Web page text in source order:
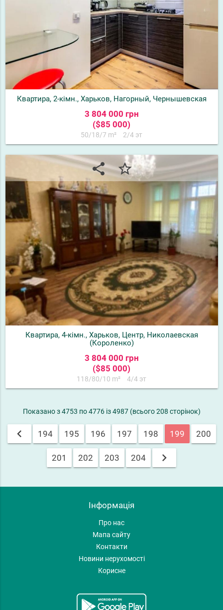
Квартира, 2-кімн., Харьков, Нагорный, Чернышевская
3 804 000 грн
($85 000)
50/18/7 m² 2/4 эт
share star_border
Квартира, 4-кімн., Харьков, Центр, Николаевская
(Короленко)
3 804 000 грн
($85 000)
118/80/10 m² 4/4 эт
Показано з 4753 по 4776 із 4987 (всього 208 сторінок)
chevron_left 194 195 196 197 198 199 200
201 202 203 204 chevron_right
Інформація
Про нас
Мапа сайту
Контакти
Новини нерухомості
Корисне